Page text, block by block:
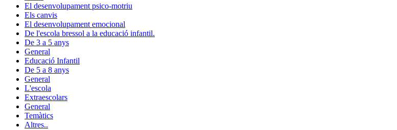
El desenvolupament psico-motriu
Els canvis
El desenvolupament emocional
De l'escola bressol a la educació infantil.
De 3 a 5 anys
General
Educació Infantil
De 5 a 8 anys
General
L'escola
Extraescolars
General
Temàtics
Altres..